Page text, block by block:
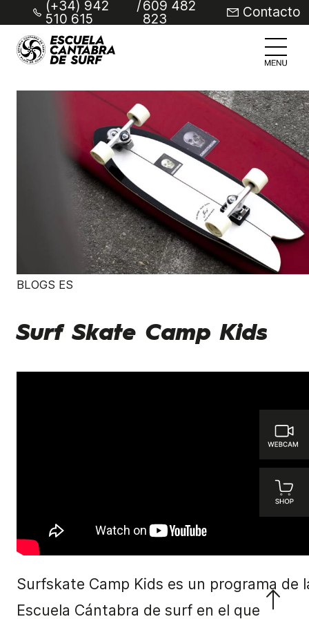
(+34) 942
510 615
/609 482
823 Contacto
BLOGS ES
Surf Skate Camp Kids
Surfskate Camp Kids es un programa de
Escuela Cántabra de surf en el que